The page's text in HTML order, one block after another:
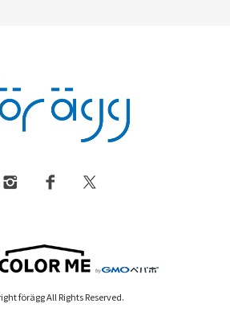
förägg All Rights Reserved.